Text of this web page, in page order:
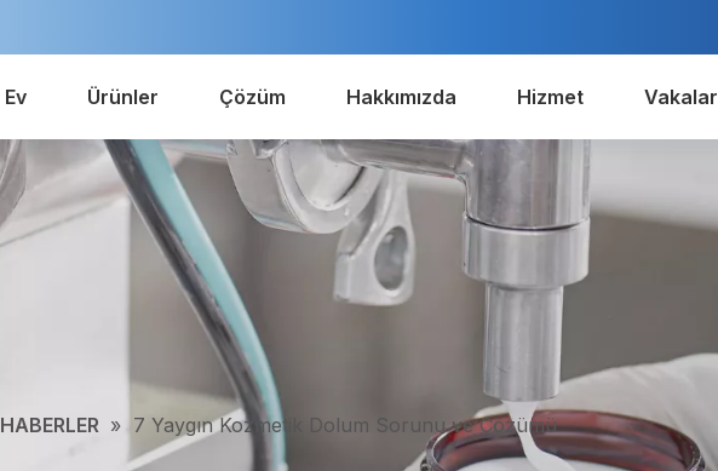
Ev Ürünler Çözüm Hakkımızda Hizmet Vakalar
HABERLER » 7 Yaygın Kozmetik Dolum Sorunu ve Çözümü